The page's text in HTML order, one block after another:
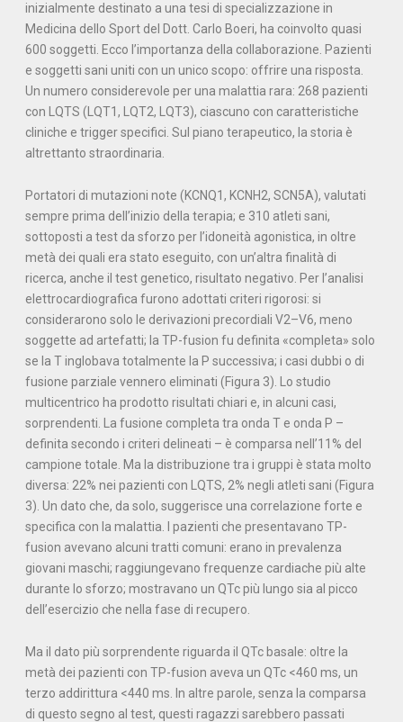
inizialmente destinato a una tesi di specializzazione in
Medicina dello Sport del Dott. Carlo Boeri, ha coinvolto quasi
600 soggetti. Ecco l’importanza della collaborazione. Pazienti
e soggetti sani uniti con un unico scopo: offrire una risposta.
Un numero considerevole per una malattia rara: 268 pazienti
con LQTS (LQT1, LQT2, LQT3), ciascuno con caratteristiche
cliniche e trigger specifici. Sul piano terapeutico, la storia è
altrettanto straordinaria.
Portatori di mutazioni note (KCNQ1, KCNH2, SCN5A), valutati
sempre prima dell’inizio della terapia; e 310 atleti sani,
sottoposti a test da sforzo per l’idoneità agonistica, in oltre
metà dei quali era stato eseguito, con un’altra finalità di
ricerca, anche il test genetico, risultato negativo. Per l’analisi
elettrocardiografica furono adottati criteri rigorosi: si
considerarono solo le derivazioni precordiali V2–V6, meno
soggette ad artefatti; la TP-fusion fu definita «completa» solo
se la T inglobava totalmente la P successiva; i casi dubbi o di
fusione parziale vennero eliminati (Figura 3). Lo studio
multicentrico ha prodotto risultati chiari e, in alcuni casi,
sorprendenti. La fusione completa tra onda T e onda P –
definita secondo i criteri delineati – è comparsa nell’11% del
campione totale. Ma la distribuzione tra i gruppi è stata molto
diversa: 22% nei pazienti con LQTS, 2% negli atleti sani (Figura
3). Un dato che, da solo, suggerisce una correlazione forte e
specifica con la malattia. I pazienti che presentavano TP-
fusion avevano alcuni tratti comuni: erano in prevalenza
giovani maschi; raggiungevano frequenze cardiache più alte
durante lo sforzo; mostravano un QTc più lungo sia al picco
dell’esercizio che nella fase di recupero.
Ma il dato più sorprendente riguarda il QTc basale: oltre la
metà dei pazienti con TP-fusion aveva un QTc <460 ms, un
terzo addirittura <440 ms. In altre parole, senza la comparsa
di questo segno al test, questi ragazzi sarebbero passati